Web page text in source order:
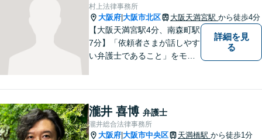
け、満足度の高い解決を目指
します【放出駅1分】
村上法律事務所
大阪府 大阪市北区 大阪天満宮駅 から徒歩4分
【大阪天満宮駅4分、南森町駅
7分】「依頼者さまが話しやす
い弁護士であること」をモッ
と丁寧に説明していきますの
で、法律相談が初めての方で
も安心してお問合せくださ
詳細を見
る
瀧井 喜博 弁護士
瀧井総合法律事務所
大阪府 大阪市中央区 天満橋駅 から徒歩1分